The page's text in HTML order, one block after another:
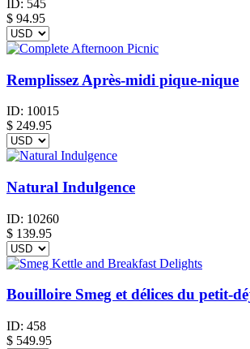
ID: 545
$ 94.95
Remplissez Après-midi pique-nique
ID: 10015
$ 249.95
Natural Indulgence
ID: 10260
$ 139.95
Bouilloire Smeg et délices du petit-
ID: 458
$ 549.95